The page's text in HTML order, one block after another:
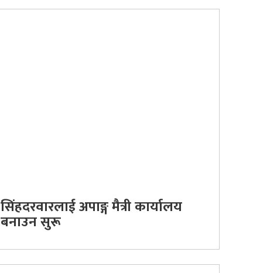
सिंहदरवारलाई अपाङ्ग मैत्री कार्यालय
बनाउन सुरू